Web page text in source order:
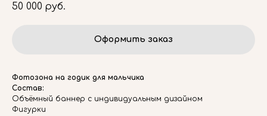
50 000 руб.
Оформить заказ
Фотозона на годик для мальчика
Состав:
Объёмный баннер с индивидуальным дизайном
Фигурки